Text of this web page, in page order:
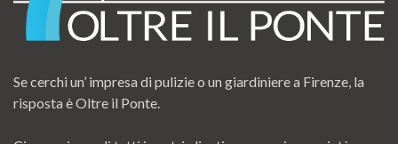
Se cerchi un’ impresa di pulizie o un giardiniere a Firenze, la
risposta è Oltre il Ponte.